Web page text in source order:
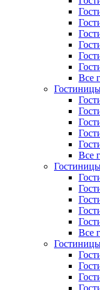
Все
Все
Все